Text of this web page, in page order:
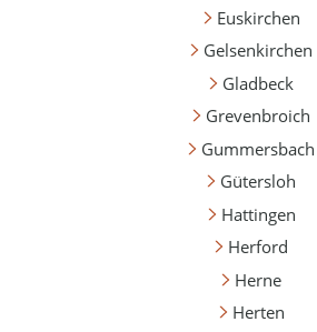
Euskirchen
Gelsenkirchen
Gladbeck
Grevenbroich
Gummersbach
Gütersloh
Hattingen
Herford
Herne
Herten